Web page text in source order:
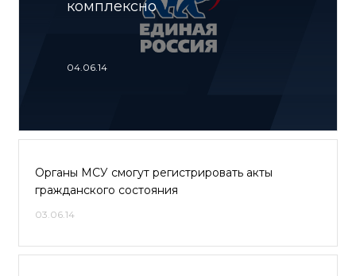
комплексно
04.06.14
Органы МСУ смогут регистрировать акты
гражданского состояния
03.06.14